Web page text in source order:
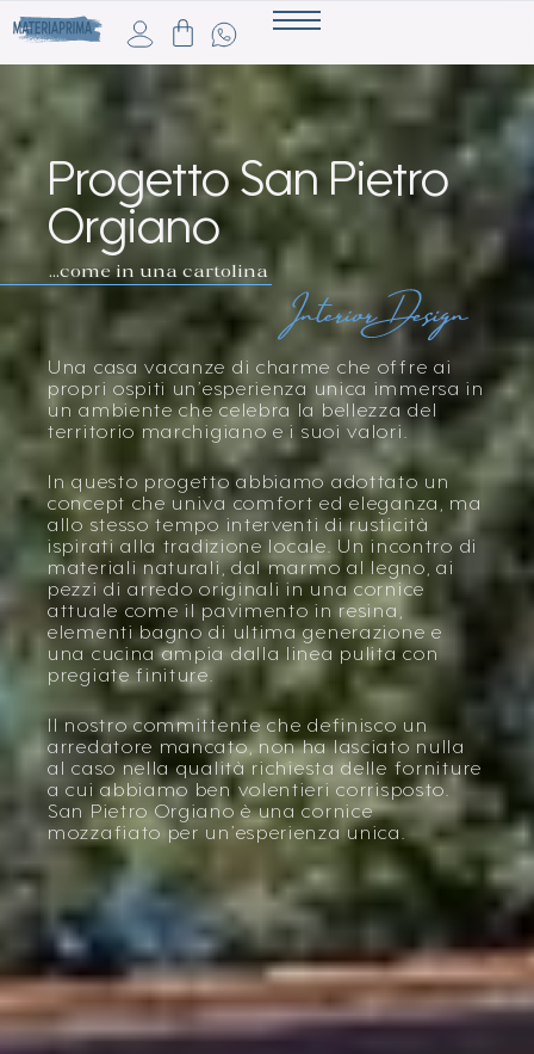
Progetto San Pietro
Orgiano
…come in una cartolina
Una casa vacanze di charme che offre ai
propri ospiti un’esperienza unica immersa in
un ambiente che celebra la bellezza del
territorio marchigiano e i suoi valori.
In questo progetto abbiamo adottato un
concept che univa comfort ed eleganza, ma
allo stesso tempo interventi di rusticità
ispirati alla tradizione locale. Un incontro di
materiali naturali, dal marmo al legno, ai
pezzi di arredo originali in una cornice
attuale come il pavimento in resina,
elementi bagno di ultima generazione e
una cucina ampia dalla linea pulita con
pregiate finiture.
Il nostro committente che definisco un
arredatore mancato, non ha lasciato nulla
al caso nella qualità richiesta delle forniture
a cui abbiamo ben volentieri corrisposto.
San Pietro Orgiano è una cornice
mozzafiato per un’esperienza unica.